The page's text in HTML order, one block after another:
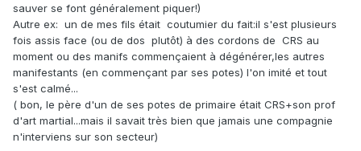
sauver se font généralement piquer!)
Autre ex: un de mes fils était coutumier du fait:il s'est plusieurs
fois assis face (ou de dos plutôt) à des cordons de CRS au
moment ou des manifs commençaient à dégénérer,les autres
manifestants (en commençant par ses potes) l'on imité et tout
s'est calmé...
( bon, le père d'un de ses potes de primaire était CRS+son prof
d'art martial...mais il savait très bien que jamais une compagnie
n'interviens sur son secteur)